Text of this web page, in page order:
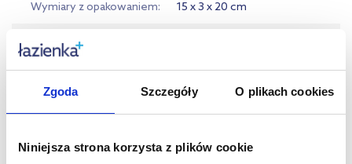
Zgoda Szczegóły O plikach cookies
Niniejsza strona korzysta z plików cookie
Wymiary z opakowaniem 15 x 3 x 20 cm
Waga z opakowaniem
Gwarancja Pobierz
Zobacz